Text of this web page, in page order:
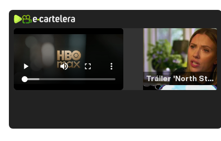
Tráiler 'North Star' (2023)